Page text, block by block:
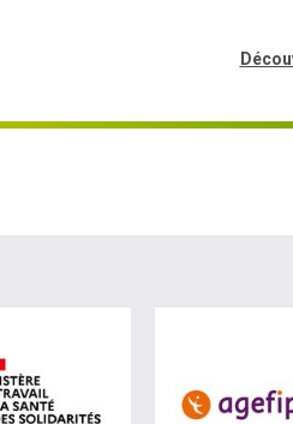
visiter les site de